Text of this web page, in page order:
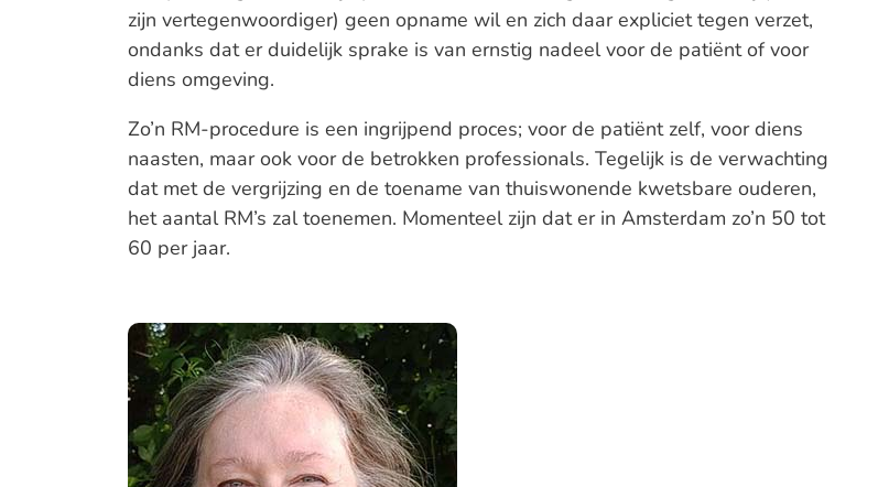
zijn vertegenwoordiger) geen opname wil en zich daar expliciet tegen verzet,
ondanks dat er duidelijk sprake is van ernstig nadeel voor de patiënt of voor
diens omgeving.
Zo’n RM-procedure is een ingrijpend proces; voor de patiënt zelf, voor diens
naasten, maar ook voor de betrokken professionals. Tegelijk is de verwachting
dat met de vergrijzing en de toename van thuiswonende kwetsbare ouderen,
het aantal RM’s zal toenemen. Momenteel zijn dat er in Amsterdam zo’n 50 tot
60 per jaar.